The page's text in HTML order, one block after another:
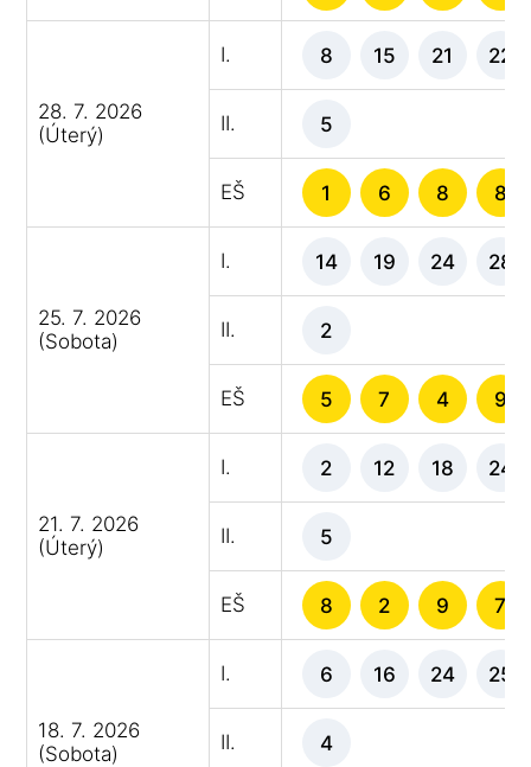
28. 7. 2026
(Úterý)
I. 8 15 21 22
II. 5
EŠ 1 6 8 8
25. 7. 2026
(Sobota)
I. 14 19 24 28
II. 2
EŠ 5 7 4 9
21. 7. 2026
(Úterý)
I. 2 12 18 24
II. 5
EŠ 8 2 9 7
18. 7. 2026
(Sobota)
I. 6 16 24 25
II. 4